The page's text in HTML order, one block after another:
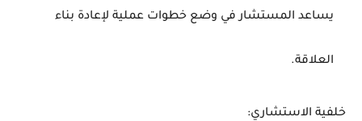
يساعد المستشار في وضع خطوات عملية لإعادة بناء
العلاقة.
خلفية الاستشاري: